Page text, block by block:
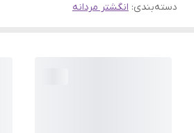
دسته‌بندی: انگشتر مردانه